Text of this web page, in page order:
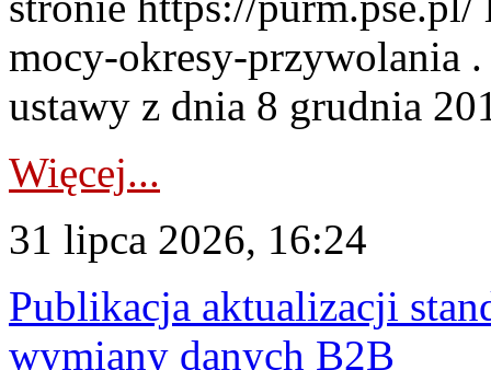
mocy-okresy-przywolania
ustawy z dnia 8 grudnia
Więcej...
31 lipca 2026, 16:24
Publikacja aktualizacji
wymiany danych B2B